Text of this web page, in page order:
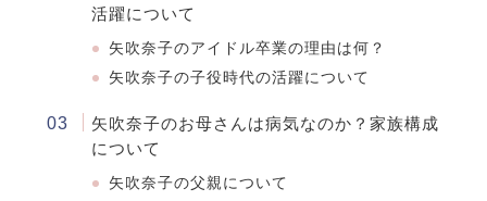
活躍について
矢吹奈子のアイドル卒業の理由は何？
矢吹奈子の子役時代の活躍について
矢吹奈子のお母さんは病気なのか？家族構成
について
矢吹奈子の父親について